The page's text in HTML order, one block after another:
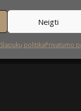
Neigti
Slapukų politikaPrivatumo